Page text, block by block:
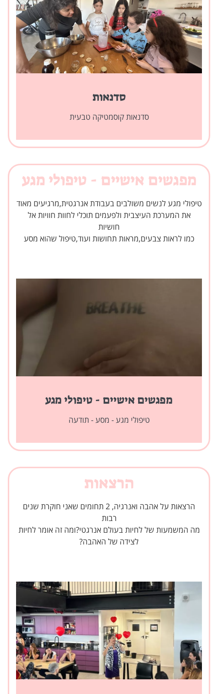
סדנאות
סדנאות קוסמטיקה טבעית
מפגשים אישיים - טיפולי מגע
טיפולי מגע לנשים משולבים בעבודת אנרגטית,מרגיעים מאוד
את המערכת העיצבית ולפעמים תוכלי לחוות חוויות אל
חושיות
כמו לראות צבעים,מראות תחושות ועוד,טיפול שהוא מסע
מפגשים אישיים - טיפולי מגע
טיפולי מגע - מסע - תודעה
הרצאות
הרצאות על אהבה ואנרגיה, 2 תחומים שאני חוקרת שנים
רבות
מה המשמעות של לחיות בעולם אנרגטי?ומה זה אומר לחיות
לצידה של האהבה?